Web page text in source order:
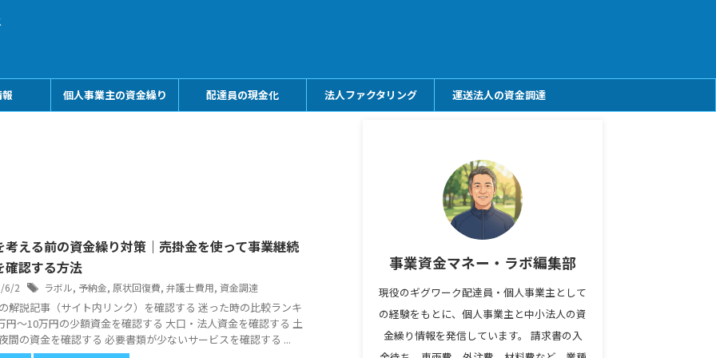
個人事業主の資金繰り 配達員の現金化 法人ファクタリング 運送法人の資金調達
考える前の資金繰り対策｜売掛金を使って事業継続
確認する方法
6/2 ラボル, 予納金, 原状回復費, 弁護士費用, 資金調達
解説記事（サイト内リンク）を確認する 迷った時の比較ランキ
円〜10万円の少額資金を確認する 大口・法人資金を確認する 土
間の資金を確認する 必要書類が少ないサービスを確認する ...
事業資金マネー・ラボ編集部
現役のギグワーク配達員・個人事業主として
の経験をもとに、個人事業主と中小法人の資
金繰り情報を発信しています。 請求書の入